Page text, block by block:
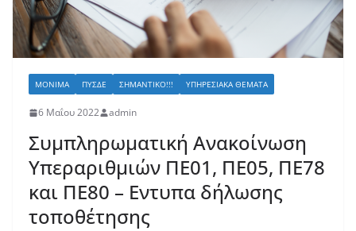
ΜΌΝΙΜΑ ΠΥΣΔΕ ΣΗΜΑΝΤΙΚΌ!!! ΥΠΗΡΕΣΙΑΚΆ ΘΈΜΑΤΑ
6 Μαΐου 2022 admin
Συμπληρωματική Ανακοίνωση
Υπεραριθμιών ΠΕ01, ΠΕ05, ΠΕ78
και ΠΕ80 – Εντυπα δήλωσης
τοποθέτησης